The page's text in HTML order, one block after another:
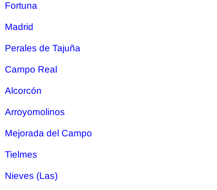
Fortuna
Madrid
Perales de Tajuña
Campo Real
Alcorcón
Arroyomolinos
Mejorada del Campo
Tielmes
Nieves (Las)